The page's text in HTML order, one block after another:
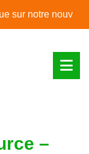
notre nouveau
–